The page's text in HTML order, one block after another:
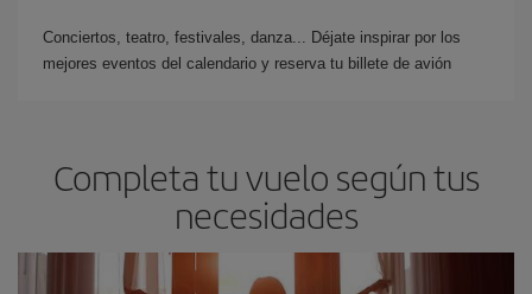
Conciertos, teatro, festivales, danza... Déjate inspirar por los
mejores eventos del calendario y reserva tu billete de avión
Completa tu vuelo según tus
necesidades